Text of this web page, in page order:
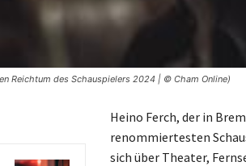
Reichtum des Schauspielers 2024 | © Cham Online)
Heino Ferch, der in
renommiertesten
sich über Theater,